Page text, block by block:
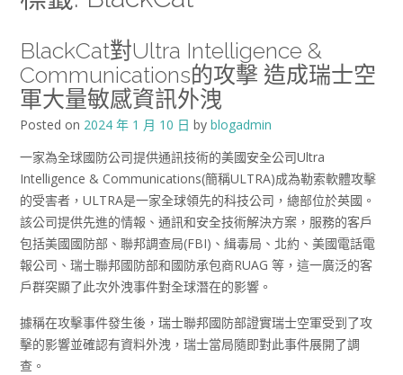
BlackCat對Ultra Intelligence &
Communications的攻擊 造成瑞士空
軍大量敏感資訊外洩
Posted on 2024 年 1 月 10 日 by blogadmin
一家為全球國防公司提供通訊技術的美國安全公司Ultra
Intelligence & Communications(簡稱ULTRA)成為勒索軟體攻擊
的受害者，ULTRA是一家全球領先的科技公司，總部位於英國。
該公司提供先進的情報、通訊和安全技術解決方案，服務的客戶
包括美國國防部、聯邦調查局(FBI)、緝毒局、北約、美國電話電
報公司、瑞士聯邦國防部和國防承包商RUAG 等，這一廣泛的客
戶群突顯了此次外洩事件對全球潛在的影響。
據稱在攻擊事件發生後，瑞士聯邦國防部證實瑞士空軍受到了攻
擊的影響並確認有資料外洩，瑞士當局隨即對此事件展開了調
查。